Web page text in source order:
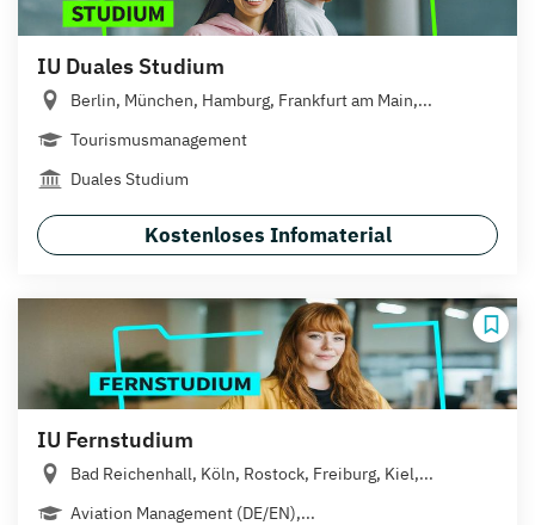
IU Duales Studium
Berlin, München, Hamburg, Frankfurt am Main,...
Tourismusmanagement
Duales Studium
Kostenloses Infomaterial
IU Fernstudium
Bad Reichenhall, Köln, Rostock, Freiburg, Kiel,...
Aviation Management (DE/EN),...